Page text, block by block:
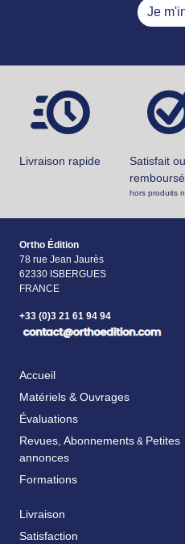
Je
Livraison rapide
Satisfait ou
remboursé
hors produits
Ortho Édition
78 rue Jean Jaurès
62330 ISBERGUES
FRANCE
+33 (0)3 21 61 94 94
Accueil
Matériels & Ouvrages
Évaluations
Revues, Abonnements & Petites
annonces
Formations
Livraison
Satisfaction